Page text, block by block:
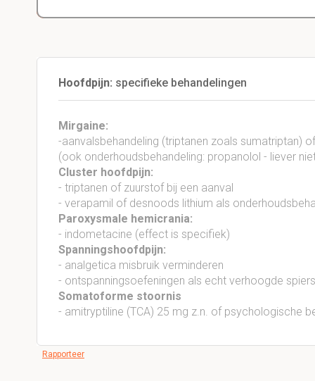
Hoofdpijn: specifieke behandelingen
Mirgaine:
-aanvalsbehandeling (triptanen zoals sumatriptan)
(ook onderhoudsbehandeling: propanolol - liever
Cluster hoofdpijn:
- triptanen of zuurstof bij een aanval
- verapamil of desnoods lithium als
Paroxysmale hemicrania:
- indometacine (effect is specifiek)
Spanningshoofdpijn:
- analgetica misbruik verminderen
- ontspanningsoefeningen als echt verhoogde
Somatoforme stoornis
- amitryptiline (TCA) 25 mg z.n. of psychologische
Rapporteer